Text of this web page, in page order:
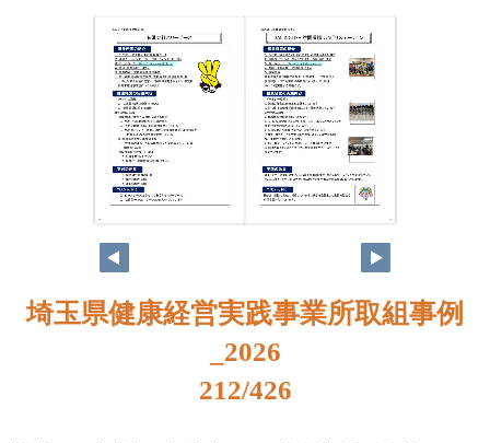
196 197
埼玉県健康経営実践事業所取組事例
_2026
212/426